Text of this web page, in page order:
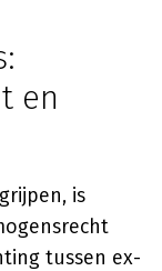
en
is
tussen ex-